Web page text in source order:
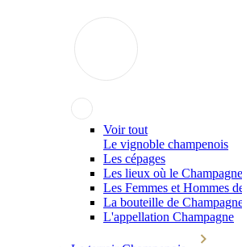
Voir tout
Le vignoble champenois
Les cépages
Les lieux où le
Les Femmes et Hommes
La bouteille de
L'appellation Champagne